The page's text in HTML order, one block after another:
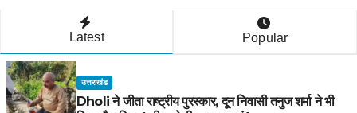
Latest Popular
उत्तराखंड
Dholi ने जीता राष्ट्रीय पुरस्कार, दून निवासी तनुज शर्मा ने भी